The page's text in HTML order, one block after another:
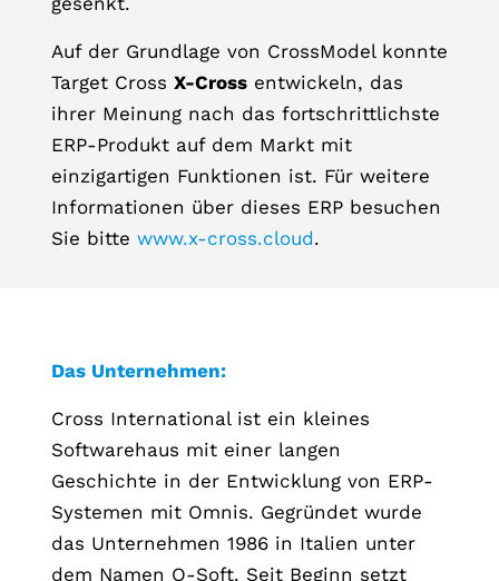
Auf der Grundlage von CrossModel konnte
Target Cross X-Crossentwickeln, das
ihrer Meinung nach das fortschrittlichste
ERP-Produkt auf dem Markt mit
einzigartigen Funktionen ist. Für weitere
Informationen über dieses ERP besuchen
Sie bitte www.x-cross.cloud.
Das Unternehmen:
Cross International ist ein kleines
Softwarehaus mit einer langen
Geschichte in der Entwicklung von ERP-
Systemen mit Omnis. Gegründet wurde
das Unternehmen 1986 in Italien unter
dem Namen Q-Soft. Seit Beginn setzt